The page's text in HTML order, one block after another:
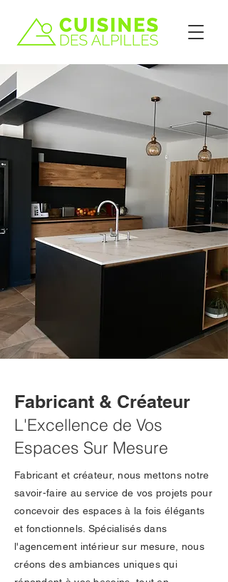
Fabricant & Créateur
L'Excellence de Vos
Espaces Sur Mesure
Fabricant et créateur, nous mettons notre
savoir-faire au service de vos projets pour
concevoir des espaces à la fois élégants
et fonctionnels. Spécialisés dans
l'agencement intérieur sur mesure, nous
créons des ambiances uniques qui